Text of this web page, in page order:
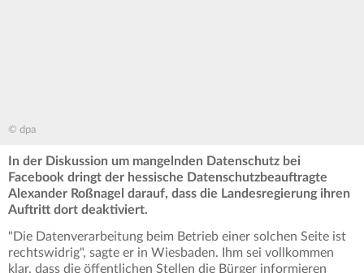
© dpa
In der Diskussion um mangelnden Datenschutz bei
Facebook dringt der hessische Datenschutzbeauftragte
Alexander Roßnagel darauf, dass die Landesregierung ihren
Auftritt dort deaktiviert.
"Die Datenverarbeitung beim Betrieb einer solchen Seite ist
rechtswidrig", sagte er in Wiesbaden. Ihm sei vollkommen
klar, dass die öffentlichen Stellen die Bürger informieren